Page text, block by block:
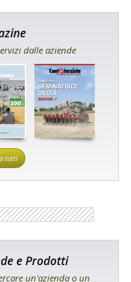
dalle aziende
tutti
e Prodotti
un'azienda o un